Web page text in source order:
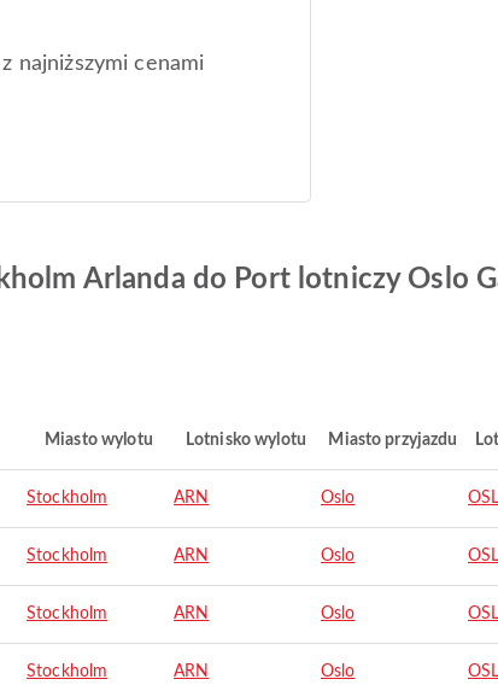
najniższymi cenami
Arlanda do Port lotniczy Oslo
Miasto wylotu Lotnisko wylotu Miasto przyjazdu
Stockholm ARN Oslo OSL
Stockholm ARN Oslo OSL
Stockholm ARN Oslo OSL
Stockholm ARN Oslo OSL